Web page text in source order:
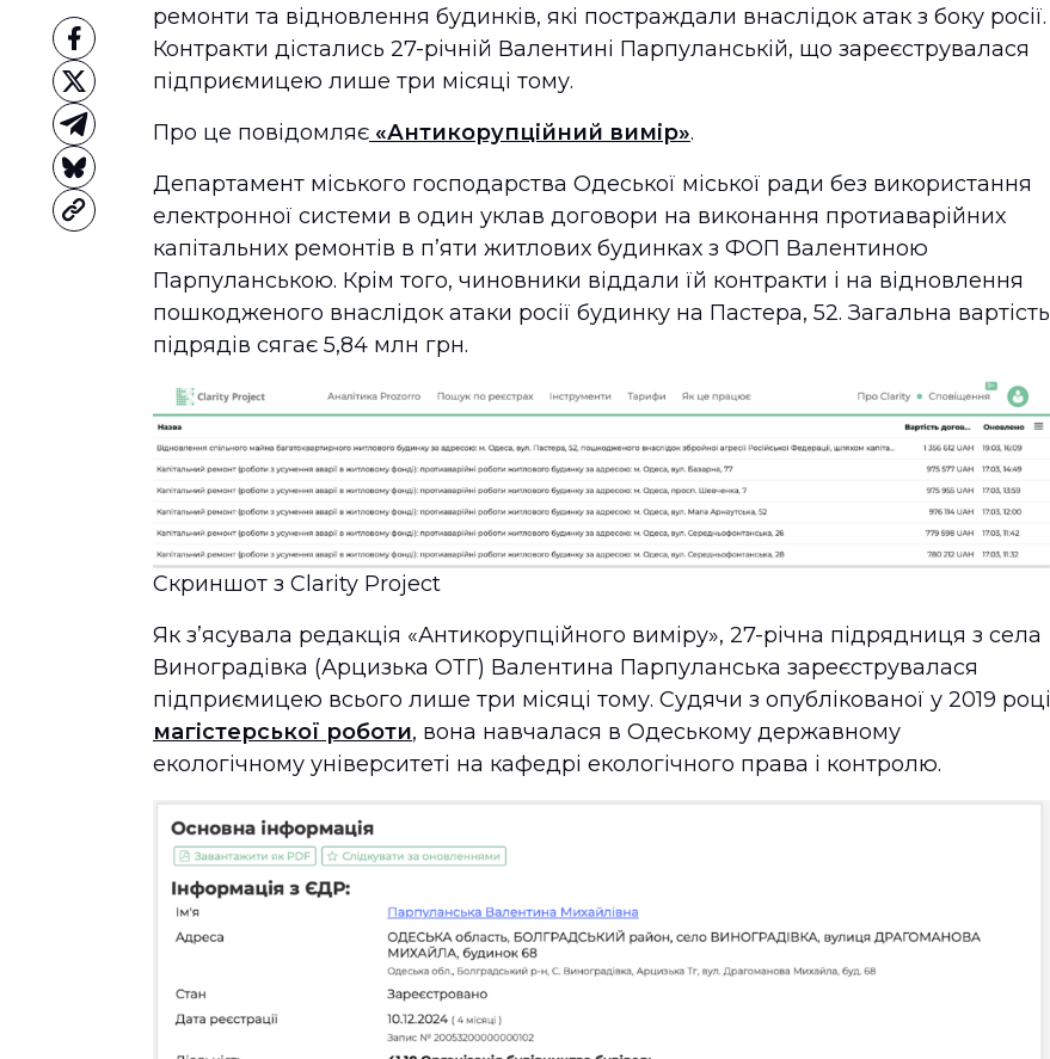
ремонти та відновлення будинків, які постраждали внаслідок атак з боку росії.
Контракти дістались 27-річній Валентині Парпуланській, що зареєструвалася
підприємицею лише три місяці тому.
Про це повідомляє «Антикорупційний вимір».
Департамент міського господарства Одеської міської ради без використання
електронної системи в один уклав договори на виконання протиаварійних
капітальних ремонтів в пʼяти житлових будинках з ФОП Валентиною
Парпуланською. Крім того, чиновники віддали їй контракти і на відновлення
пошкодженого внаслідок атаки росії будинку на Пастера, 52. Загальна вартість
підрядів сягає 5,84 млн грн.
Скриншот з Clarity Project
Як зʼясувала редакція «Антикорупційного виміру», 27-річна підрядниця з села
Виноградівка (Арцизька ОТГ) Валентина Парпуланська зареєструвалася
підприємицею всього лише три місяці тому. Судячи з опублікованої у 2019 році
магістерської роботи, вона навчалася в Одеському державному
екологічному університеті на кафедрі екологічного права і контролю.